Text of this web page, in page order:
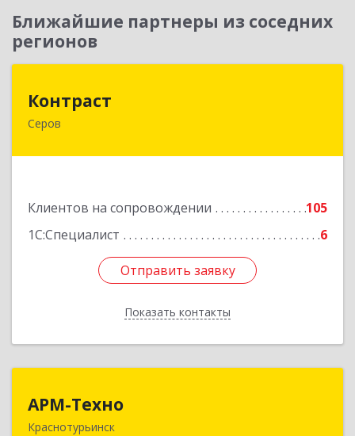
Ближайшие партнеры из соседних
регионов
Контраст
Серов
Клиентов на сопровождении
105
1С:Специалист
6
Отправить заявку
Показать контакты
624993, Свердловская обл, Серов г, Ленина ул,
Отправить заявку
Назад
АРМ-Техно
Краснотурьинск
624447, Свердловская обл, Краснотурьинск г,